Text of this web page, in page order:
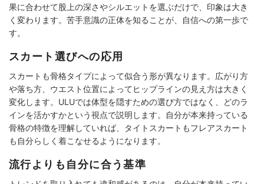
果に合わせて股上の深さやシルエットを選ぶだけで、印象は大き
く変わります。苦手意識の正体を知ることが、自信への第一歩で
す。
スカート選びへの応用
スカートも骨格タイプによって似合う形が異なります。広がり方
や落ち方、ウエスト位置によってヒップラインの見え方は大きく
変化します。ULUでは体型を隠すための選び方ではなく、どのラ
インを活かすかという視点で説明します。自分が本来持っている
骨格の特徴を理解していれば、タイトスカートもフレアスカート
も自分らしく着こなせるようになります。
流行よりも自分に合う基準